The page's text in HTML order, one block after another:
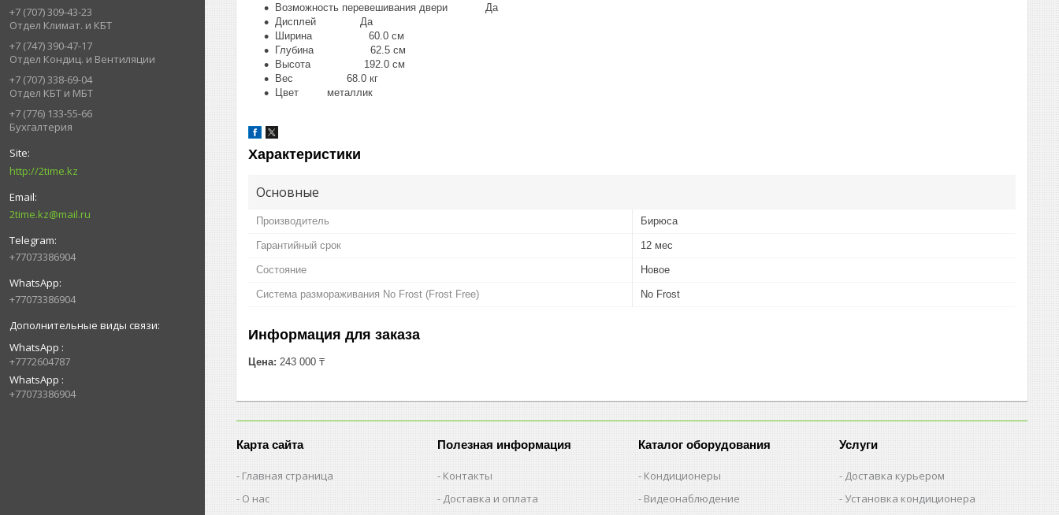
+7 (707) 309-43-23
Отдел Климат. и КБТ
+7 (747) 390-47-17
Отдел Кондиц. и Вентиляции
+7 (707) 338-69-04
Отдел КБТ и МБТ
+7 (776) 133-55-66
Бухгалтерия
http://2time.kz
2time.kz@mail.ru
+77073386904
+77073386904
WhatsApp
+7772604787
WhatsApp
+77073386904
Возможность перевешивания двери Да
Дисплей Да
Ширина 60.0 см
Глубина 62.5 см
Высота 192.0 см
Вес 68.0 кг
Цвет металлик
Характеристики
Основные
Производитель Бирюса
Гарантийный срок 12 мес
Состояние Новое
Система размораживания No Frost (Frost Free) No Frost
Информация для заказа
Цена: 243 000 ₸
Карта сайта
Главная страница
О нас
Полезная информация
Контакты
Доставка и оплата
Каталог оборудования
Кондиционеры
Видеонаблюдение
Услуги
Доставка курьером
Установка кондиционера